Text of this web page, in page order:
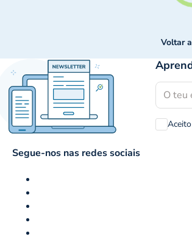
Voltar
Segue-nos nas redes sociais